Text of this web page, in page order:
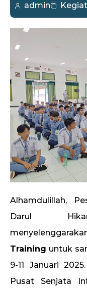
admin
Alhamdulillah,
Darul
Training untuk
9-11 Januari
Pusat Senjata